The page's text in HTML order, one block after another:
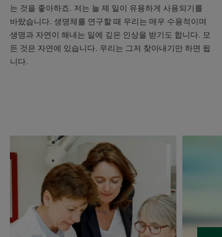
는 것을 좋아하죠. 저는 늘 제 일이 유용하게 사용되기를
바랐습니다. 생명체를 연구할 때 우리는 매우 수용적이며
생명과 자연이 해내는 일에 깊은 인상을 받기도 합니다. 모
든 것은 자연에 있습니다. 우리는 그저 찾아내기만 하면 됩
니다.